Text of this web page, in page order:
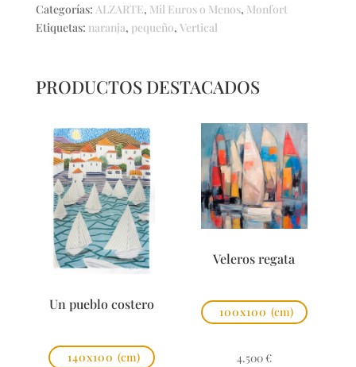
Categorías: ALZARTE, Mil Euros o Menos, Monfort
Etiquetas: naranja, pequeño, Vertical
PRODUCTOS DESTACADOS
Un pueblo costero
140x100 (cm)
Veleros regata
100x100 (cm)
4.500 €